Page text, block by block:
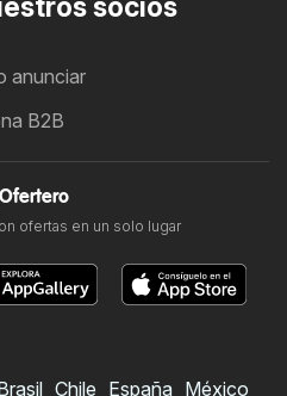
socios
anunciar
B2B
ofertas en un solo lugar
Chile España México